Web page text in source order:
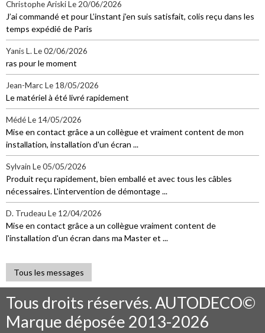
Christophe AriskiLe 20/06/2026
J’ai commandé et pour L’instant j’en suis satisfait, colis reçu dans les
temps expédié de Paris
Yanis L. Le 02/06/2026
ras pour le moment
Jean-Marc Le 18/05/2026
Le matériel à été livré rapidement
MédéLe 14/05/2026
Mise en contact grâce a un collègue et vraiment content de mon
installation, installation d'un écran ...
Sylvain Le 05/05/2026
Produit reçu rapidement, bien emballé et avec tous les câbles
nécessaires. L'intervention de démontage ...
D. Trudeau Le 12/04/2026
Mise en contact grâce a un collègue vraiment content de
l'installation d'un écran dans ma Master et ...
Tous les messages
Tous droits réservés. AUTODECO©
Marque déposée 2013-2026